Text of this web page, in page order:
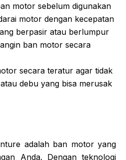
motor sebelum digunakan
motor dengan kecepatan
berpasir atau berlumpur
ban motor secara
secara teratur agar tidak
debu yang bisa merusak
adalah ban motor yang
Anda. Dengan teknologi